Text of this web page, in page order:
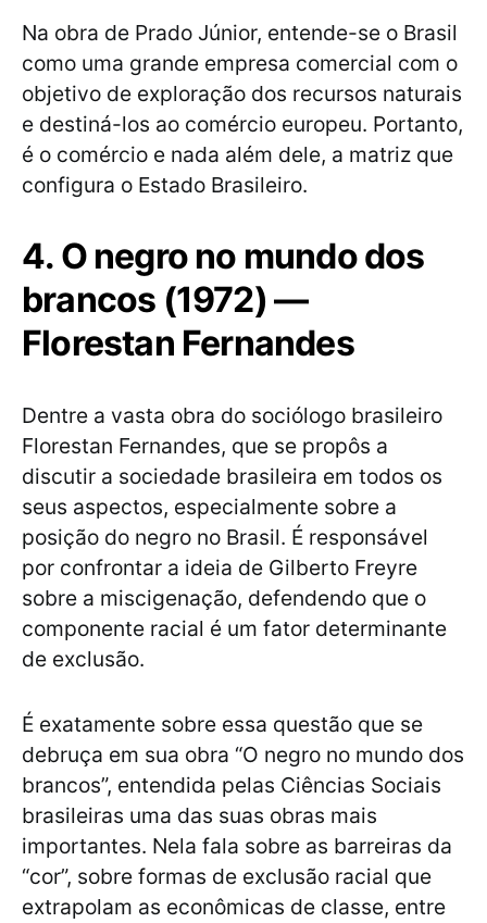
Na obra de Prado Júnior, entende-se o Brasil
como uma grande empresa comercial com o
objetivo de exploração dos recursos naturais
e destiná-los ao comércio europeu. Portanto,
é o comércio e nada além dele, a matriz que
configura o Estado Brasileiro.
4. O negro no mundo dos
brancos (1972) —
Florestan Fernandes
Dentre a vasta obra do sociólogo brasileiro
Florestan Fernandes, que se propôs a
discutir a sociedade brasileira em todos os
seus aspectos, especialmente sobre a
posição do negro no Brasil. É responsável
por confrontar a ideia de Gilberto Freyre
sobre a miscigenação, defendendo que o
componente racial é um fator determinante
de exclusão.
É exatamente sobre essa questão que se
debruça em sua obra “O negro no mundo dos
brancos”, entendida pelas Ciências Sociais
brasileiras uma das suas obras mais
importantes. Nela fala sobre as barreiras da
“cor”, sobre formas de exclusão racial que
extrapolam as econômicas de classe, entre